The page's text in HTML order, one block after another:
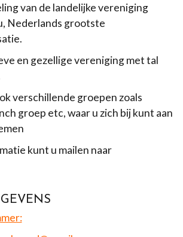
van de landelijke vereniging
Nederlands grootste
en gezellige vereniging met tal
verschillende groepen zoals
groep etc, waar u zich bij kunt aan
kunt u mailen naar